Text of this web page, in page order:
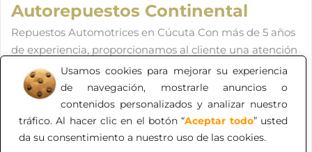
Usamos cookies para mejorar su experiencia
de navegación, mostrarle anuncios o
contenidos personalizados y analizar nuestro
tráfico. Al hacer clic en el botón “Aceptar todo” usted
da su consentimiento a nuestro uso de las cookies.
Autorepuestos Continental
Repuestos Automotrices en Cúcuta Con más de 5 años
de experiencia, proporcionamos al cliente una atención
personalizada, calidad y excelente precio. Repuestos
Automotrices: Partes de Motor Partes de Caja y
Transmisión Partes Eléctricas Suspensión y Frenos
Repuestos para el Mantenimiento en General.